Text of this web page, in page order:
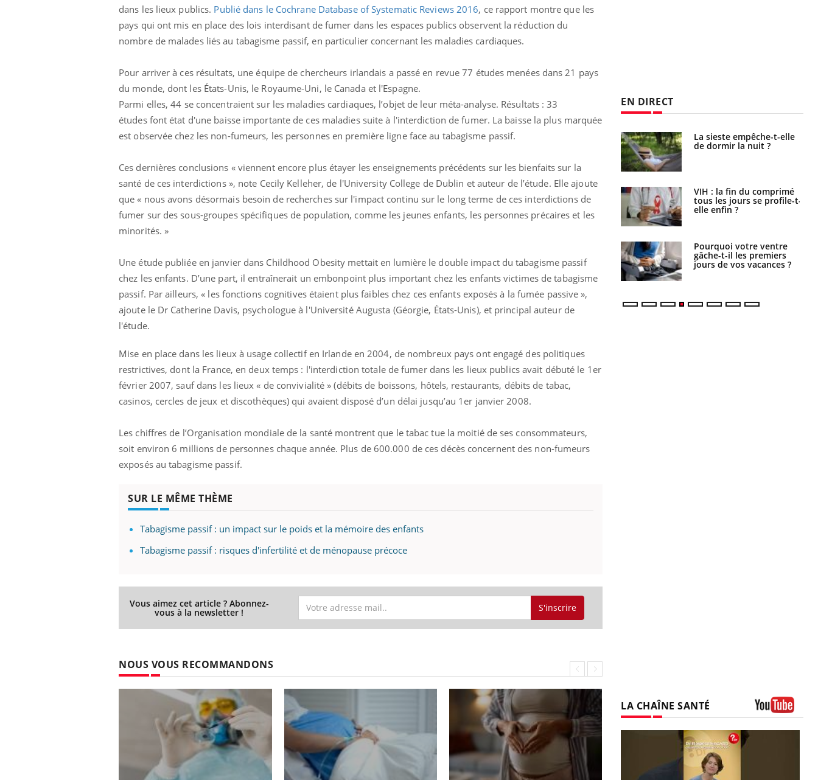
dans les lieux publics. Publié dans le Cochrane Database of Systematic Reviews 2016, ce rapport montre que les
pays qui ont mis en place des lois interdisant de fumer dans les espaces publics observent la réduction du
nombre de malades liés au tabagisme passif, en particulier concernant les maladies cardiaques.
Pour arriver à ces résultats, une équipe de chercheurs irlandais a passé en revue 77 études menées dans 21 pays
du monde, dont les États-Unis, le Royaume-Uni, le Canada et l'Espagne.
Parmi elles, 44 se concentraient sur les maladies cardiaques, l’objet de leur méta-analyse. Résultats : 33
études font état d'une baisse importante de ces maladies suite à l'interdiction de fumer. La baisse la plus marquée
est observée chez les non-fumeurs, les personnes en première ligne face au tabagisme passif.
Ces dernières conclusions « viennent encore plus étayer les enseignements précédents sur les bienfaits sur la
santé de ces interdictions », note Cecily Kelleher, de l'University College de Dublin et auteur de l’étude. Elle ajoute
que « nous avons désormais besoin de recherches sur l'impact continu sur le long terme de ces interdictions de
fumer sur des sous-groupes spécifiques de population, comme les jeunes enfants, les personnes précaires et les
minorités. »
Une étude publiée en janvier dans Childhood Obesity mettait en lumière le double impact du tabagisme passif
chez les enfants. D’une part, il entraînerait un embonpoint plus important chez les enfants victimes de tabagisme
passif. Par ailleurs, « les fonctions cognitives étaient plus faibles chez ces enfants exposés à la fumée passive »,
ajoute le Dr Catherine Davis, psychologue à l'Université Augusta (Géorgie, États-Unis), et principal auteur de
l'étude.
Mise en place dans les lieux à usage collectif en Irlande en 2004, de nombreux pays ont engagé des politiques
restrictives, dont la France, en deux temps : l'interdiction totale de fumer dans les lieux publics avait débuté le 1er
février 2007, sauf dans les lieux « de convivialité » (débits de boissons, hôtels, restaurants, débits de tabac,
casinos, cercles de jeux et discothèques) qui avaient disposé d’un délai jusqu’au 1er janvier 2008.
Les chiffres de l’Organisation mondiale de la santé montrent que le tabac tue la moitié de ses consommateurs,
soit environ 6 millions de personnes chaque année. Plus de 600.000 de ces décès concernent des non-fumeurs
exposés au tabagisme passif.
SUR LE MÊME THÈME
Tabagisme passif : un impact sur le poids et la mémoire des enfants
Tabagisme passif : risques d'infertilité et de ménopause précoce
Vous aimez cet article ? Abonnez-
vous à la newsletter ! S'inscrire
NOUS VOUS RECOMMANDONS
EN DIRECT
Hantavirus : un cas
Mortalité infantile : un
rapport s’interroge sur
son taux élevé en France
des chercheurs
Comment oublier les
écrans en vacances ?
Toujours connectés :
comment le travail
empiète de plus en plus
sur nos soirées
changé la donne au Pays
basque
Chikungunya, dengue,
France ?
Les médicaments GLP-1
protègent-ils aussi les os
charge des femmes
enceintes
La sieste empêche-t-elle
de dormir la nuit ?
VIH : la fin du comprimé
tous les jours se profile-t-
elle enfin ?
Pourquoi votre ventre
gâche-t-il les premiers
jours de vos vacances ?
LA CHAÎNE SANTÉ